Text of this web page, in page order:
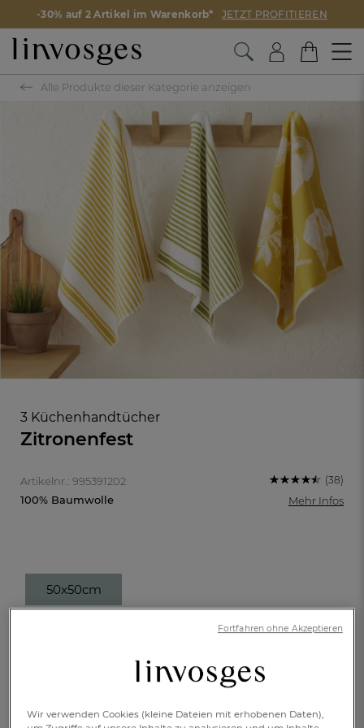
-30% auf 2 Artikel im Warenkorb* JETZT PROFITIEREN
Alle Produkte dieser Kategorie anzeigen
3 Küchenhandtücher
Zitronenfest
Artikelnr.: 995391202
100% Baumwolle
(38)
Mehr Infos
50x50cm
€ 21,-
Wir verwenden Cookies (kleine Dateien mit erhobenen Daten),
Fortfahren ohne Akzeptieren